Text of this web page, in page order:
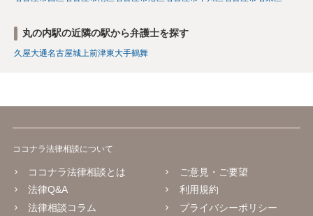
丸の内駅の近隣の駅から弁護士を探す
久屋大通名古屋城上前津東大手鶴舞
ココナラ法律相談について
ココナラ法律相談とは
法律Q&A
法律相談コラム
ご意見・ご要望
利用規約
プライバシーポリシー